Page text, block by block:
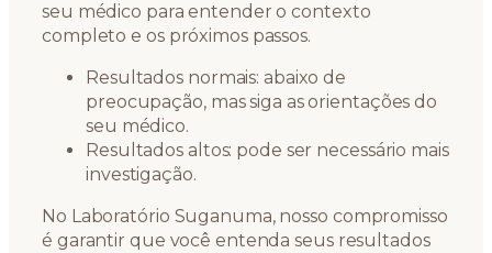
seu médico para entender o contexto
completo e os próximos passos.
Resultados normais: abaixo de
preocupação, mas siga as orientações do
seu médico.
Resultados altos: pode ser necessário mais
investigação.
No Laboratório Suganuma, nosso compromisso
é garantir que você entenda seus resultados